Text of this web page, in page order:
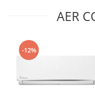
AER
-12%